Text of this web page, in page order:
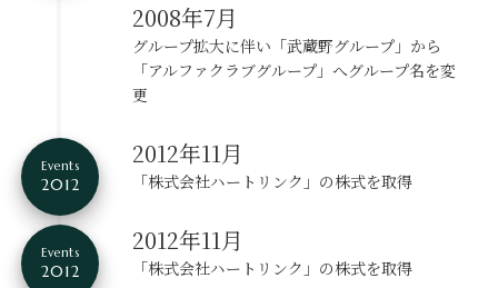
2008年7月
グループ拡大に伴い「武蔵野グループ」から
「アルファクラブグループ」へグループ名を変
更
Events
2012
2012年11月
「株式会社ハートリンク」の株式を取得
Events
2012
2012年11月
「株式会社ハートリンク」の株式を取得